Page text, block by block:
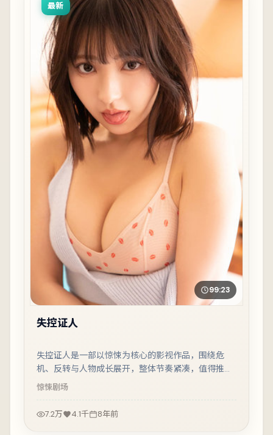
最新
99:23
失控证人
失控证人是一部以惊悚为核心的影视作品，围绕危
机、反转与人物成长展开，整体节奏紧凑，值得推荐
观看。
惊悚剧场
7.2万 4.1千 8年前